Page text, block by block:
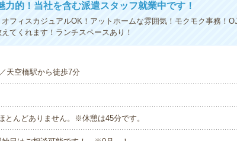
的！当社を含む派遣スタッフ就業中です！
フィスカジュアルOK！アットホームな雰囲気！モクモク事務！
てくれます！ランチスペースあり！
天空橋駅から徒歩7分
んどありません。※休憩は45分です。